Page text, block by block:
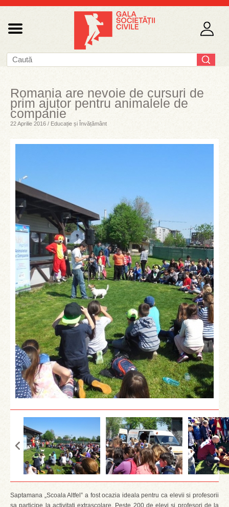
Romania are nevoie de cursuri de
prim ajutor pentru animalele de
companie
22 Aprilie 2016 / Educație și Învățământ
Saptamana „Scoala Altfel” a fost ocazia ideala pentru ca elevii si profesorii
sa participe la activitati extrascolare. Peste 200 de elevi si profesori de la